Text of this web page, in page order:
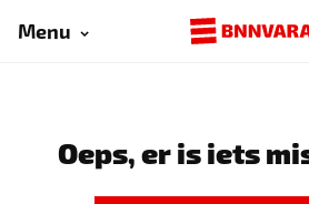
Menu
Oeps, er is iets